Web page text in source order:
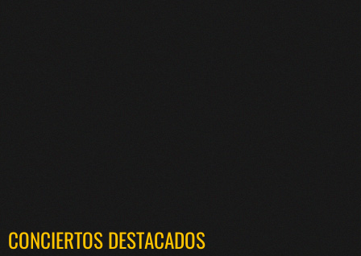
CONCIERTOS DESTACADOS